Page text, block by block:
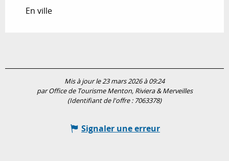
En ville
Mis à jour le 23 mars 2026 à 09:24
par Office de Tourisme Menton, Riviera & Merveilles
(Identifiant de l'offre : 7063378)
Signaler une erreur